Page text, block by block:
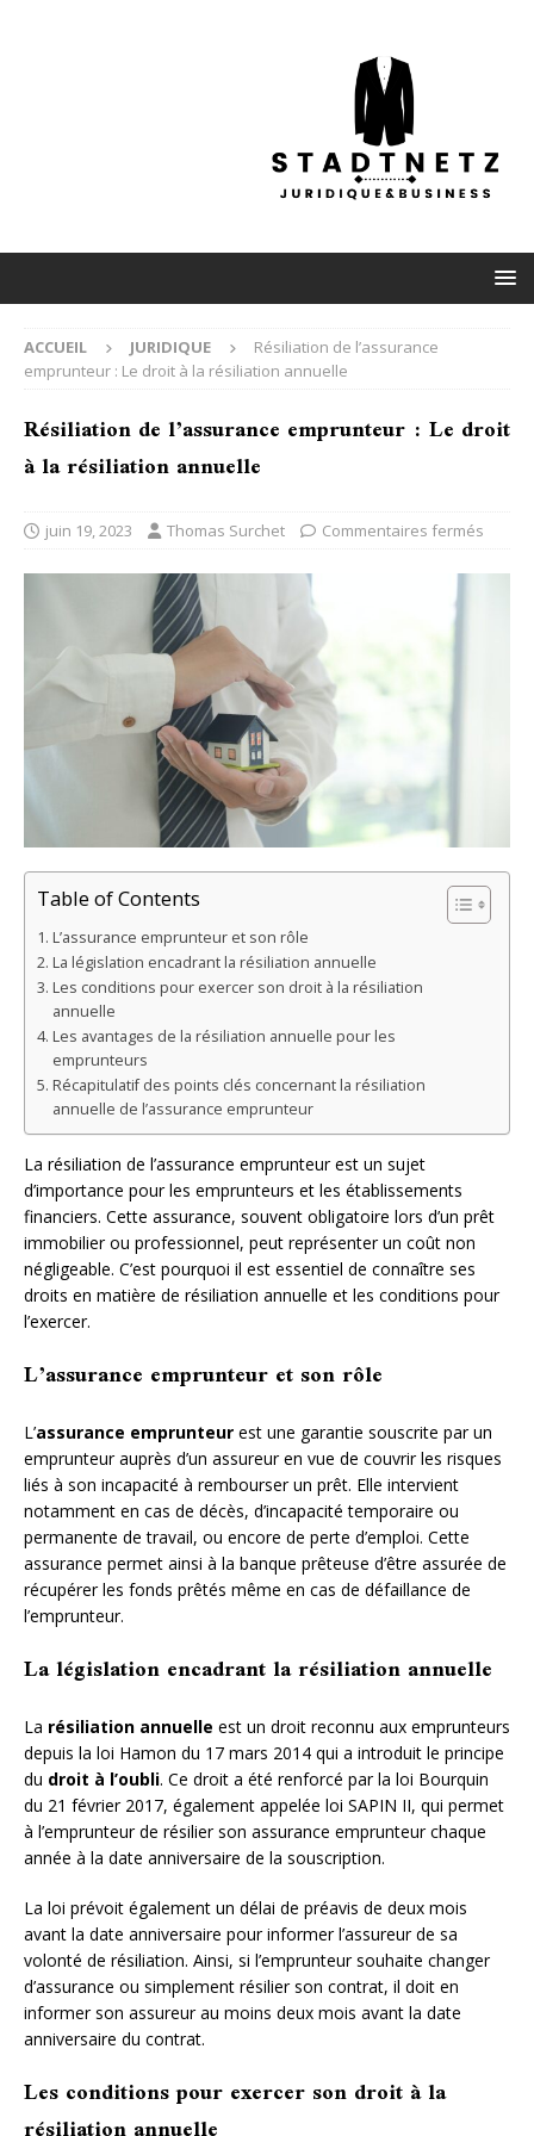
ACCUEIL JURIDIQUE
Résiliation de l’assurance
emprunteur : Le droit à la résiliation annuelle
Résiliation de l’assurance emprunteur : Le droit
à la résiliation annuelle
juin 19, 2023 Thomas Surchet Commentaires fermés
Table of Contents
L’assurance emprunteur et son rôle
La législation encadrant la résiliation annuelle
Les conditions pour exercer son droit à la résiliation
annuelle
Les avantages de la résiliation annuelle pour les
emprunteurs
Récapitulatif des points clés concernant la résiliation
annuelle de l’assurance emprunteur
La résiliation de l’assurance emprunteur est un sujet
d’importance pour les emprunteurs et les établissements
financiers. Cette assurance, souvent obligatoire lors d’un prêt
immobilier ou professionnel, peut représenter un coût non
négligeable. C’est pourquoi il est essentiel de connaître ses
droits en matière de résiliation annuelle et les conditions pour
l’exercer.
L’assurance emprunteur et son rôle
L’assurance emprunteur est une garantie souscrite par un
emprunteur auprès d’un assureur en vue de couvrir les risques
liés à son incapacité à rembourser un prêt. Elle intervient
notamment en cas de décès, d’incapacité temporaire ou
permanente de travail, ou encore de perte d’emploi. Cette
assurance permet ainsi à la banque prêteuse d’être assurée de
récupérer les fonds prêtés même en cas de défaillance de
l’emprunteur.
La législation encadrant la résiliation annuelle
La résiliation annuelle est un droit reconnu aux emprunteurs
depuis la loi Hamon du 17 mars 2014 qui a introduit le principe
du droit à l’oubli. Ce droit a été renforcé par la loi Bourquin
du 21 février 2017, également appelée loi SAPIN II, qui permet
à l’emprunteur de résilier son assurance emprunteur chaque
année à la date anniversaire de la souscription.
La loi prévoit également un délai de préavis de deux mois
avant la date anniversaire pour informer l’assureur de sa
volonté de résiliation. Ainsi, si l’emprunteur souhaite changer
d’assurance ou simplement résilier son contrat, il doit en
informer son assureur au moins deux mois avant la date
anniversaire du contrat.
Les conditions pour exercer son droit à la